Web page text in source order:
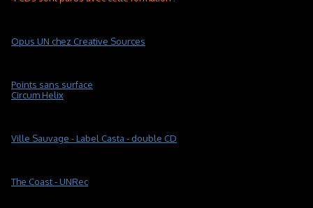
Opus UN chez Creative Sources
Points sans surface
Circum Helix
Ville Sauvage - Label Casta - double CD
The Coast - UNRec